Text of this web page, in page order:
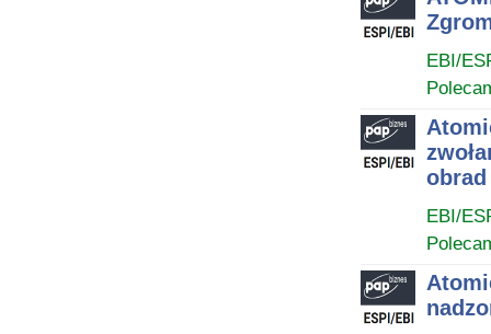
EBI/
obrad
EBI/